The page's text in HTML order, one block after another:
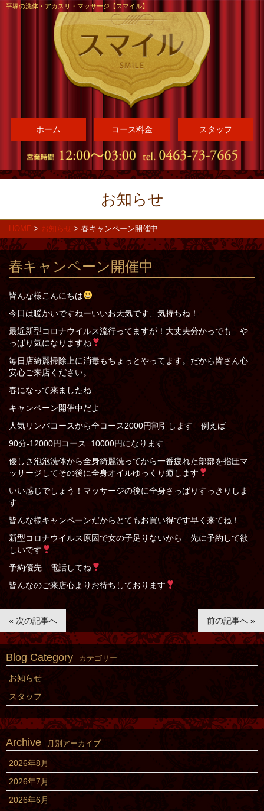
平塚の洗体・アカスリ・マッサージ【スマイル】
ホーム コース料金 スタッフ
お知らせ
HOME > お知らせ > 春キャンペーン開催中
春キャンペーン開催中
皆んな様こんにちは
今日は暖かいですねーいいお天気です、気持ちね！
最近新型コロナウイルス流行ってますが！大丈夫分かっでも や
っぱり気になりますね
毎日店綺麗掃除上に消毒もちょっとやってます。だから皆さん心
安心ご来店ください。
春になって来ましたね
キャンペーン開催中だよ
人気リンパコースから全コース2000円割引します 例えば
90分-12000円コース=10000円になります
優しさ泡泡洗体から全身綺麗洗ってから一番疲れた部部を指圧マ
ッサージしてその後に全身オイルゆっくり癒します
いい感じでしょう！マッサージの後に全身さっぱりすっきりしま
す
皆んな様キャンペーンだからとてもお買い得です早く来てね！
新型コロナウイルス原因で女の子足りないから 先に予約して欲
しいです
予約優先 電話してね
皆んなのご来店心よりお待ちしております
« 次の記事へ 前の記事へ »
Blog Category カテゴリー
お知らせ
スタッフ
Archive 月別アーカイブ
2026年8月
2026年7月
2026年6月